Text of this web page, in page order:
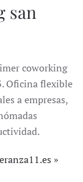
san
coworking
Oficina flexible
a empresas,